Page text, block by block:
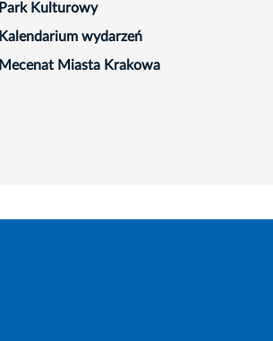
Park Kulturowy
Kalendarium wydarzeń
Mecenat Miasta Krakowa